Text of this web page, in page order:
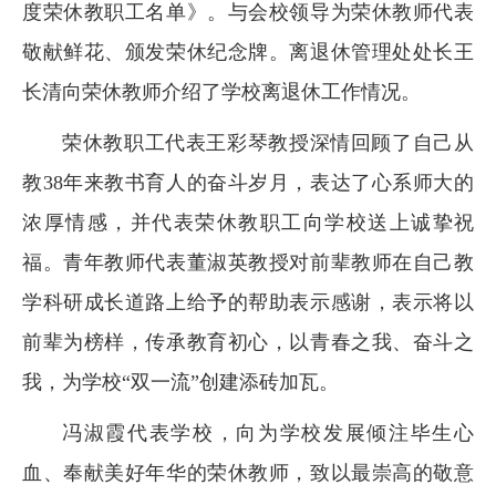
度荣休教职工名单》。与会校领导为荣休教师代表
敬献鲜花、颁发荣休纪念牌。离退休管理处处长王
长清向荣休教师介绍了学校离退休工作情况。
荣休教职工代表王彩琴教授深情回顾了自己从
教38年来教书育人的奋斗岁月，表达了心系师大的
浓厚情感，并代表荣休教职工向学校送上诚挚祝
福。青年教师代表董淑英教授对前辈教师在自己教
学科研成长道路上给予的帮助表示感谢，表示将以
前辈为榜样，传承教育初心，以青春之我、奋斗之
我，为学校“双一流”创建添砖加瓦。
冯淑霞代表学校，向为学校发展倾注毕生心
血、奉献美好年华的荣休教师，致以最崇高的敬意